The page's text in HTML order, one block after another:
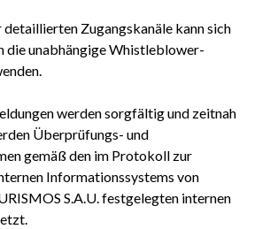
Zugangskanäle kann sich
die unabhängige Whistleblower-
werden sorgfältig und zeitnah
Überprüfungs- und
gemäß den im Protokoll zur
Informationssystems von
S.A.U. festgelegten internen